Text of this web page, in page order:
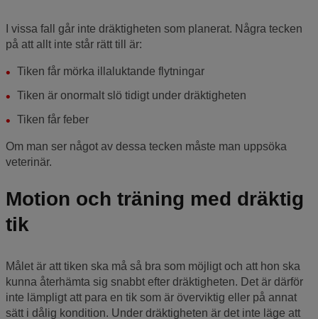
I vissa fall går inte dräktigheten som planerat. Några tecken
på att allt inte står rätt till är:
Tiken får mörka illaluktande flytningar
Tiken är onormalt slö tidigt under dräktigheten
Tiken får feber
Om man ser något av dessa tecken måste man uppsöka
veterinär.
Motion och träning med dräktig
tik
Målet är att tiken ska må så bra som möjligt och att hon ska
kunna återhämta sig snabbt efter dräktigheten. Det är därför
inte lämpligt att para en tik som är överviktig eller på annat
sätt i dålig kondition. Under dräktigheten är det inte läge att